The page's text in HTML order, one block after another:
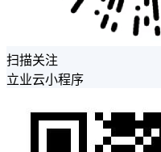
扫描关注
立业云小程序